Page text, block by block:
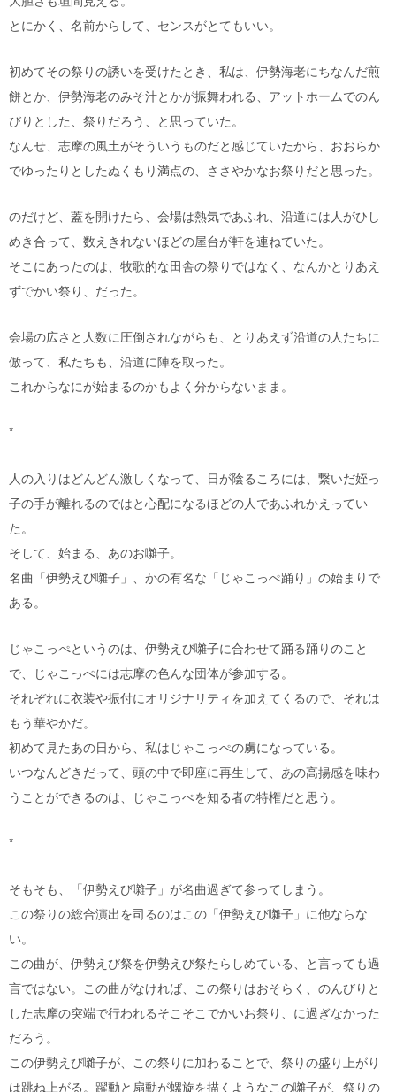
とにかく、名前からして、センスがとてもいい。
初めてその祭りの誘いを受けたとき、私は、伊勢海老にちなんだ煎
餅とか、伊勢海老のみそ汁とかが振舞われる、アットホームでのん
びりとした、祭りだろう、と思っていた。
なんせ、志摩の風土がそういうものだと感じていたから、おおらか
でゆったりとしたぬくもり満点の、ささやかなお祭りだと思った。
のだけど、蓋を開けたら、会場は熱気であふれ、沿道には人がひし
めき合って、数えきれないほどの屋台が軒を連ねていた。
そこにあったのは、牧歌的な田舎の祭りではなく、なんかとりあえ
ずでかい祭り、だった。
会場の広さと人数に圧倒されながらも、とりあえず沿道の人たちに
倣って、私たちも、沿道に陣を取った。
これからなにが始まるのかもよく分からないまま。
*
人の入りはどんどん激しくなって、日が陰るころには、繋いだ姪っ
子の手が離れるのではと心配になるほどの人であふれかえってい
た。
そして、始まる、あのお囃子。
名曲「伊勢えび囃子」、かの有名な「じゃこっぺ踊り」の始まりで
ある。
じゃこっぺというのは、伊勢えび囃子に合わせて踊る踊りのこと
で、じゃこっぺには志摩の色んな団体が参加する。
それぞれに衣装や振付にオリジナリティを加えてくるので、それは
もう華やかだ。
初めて見たあの日から、私はじゃこっぺの虜になっている。
いつなんどきだって、頭の中で即座に再生して、あの高揚感を味わ
うことができるのは、じゃこっぺを知る者の特権だと思う。
*
そもそも、「伊勢えび囃子」が名曲過ぎて参ってしまう。
この祭りの総合演出を司るのはこの「伊勢えび囃子」に他ならな
い。
この曲が、伊勢えび祭を伊勢えび祭たらしめている、と言っても過
言ではない。この曲がなければ、この祭りはおそらく、のんびりと
した志摩の突端で行われるそこそこでかいお祭り、に過ぎなかった
だろう。
この伊勢えび囃子が、この祭りに加わることで、祭りの盛り上がり
は跳ね上がる。躍動と扇動が螺旋を描くようなこの囃子が、祭りの